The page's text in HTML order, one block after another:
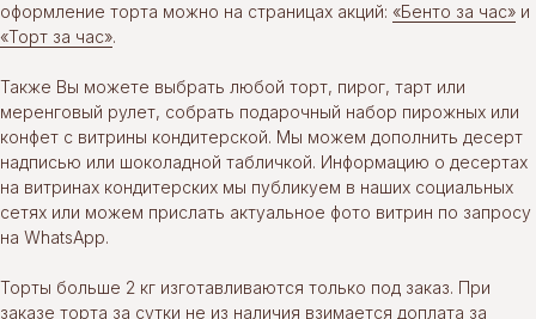
оформление торта можно на страницах акций: «Бенто за час» и
«Торт за час».
Также Вы можете выбрать любой торт, пирог, тарт или
меренговый рулет, собрать подарочный набор пирожных или
конфет с витрины кондитерской. Мы можем дополнить десерт
надписью или шоколадной табличкой. Информацию о десертах
на витринах кондитерских мы публикуем в наших социальных
сетях или можем прислать актуальное фото витрин по запросу
на WhatsApp.
Торты больше 2 кг изготавливаются только под заказ. При
заказе торта за сутки не из наличия взимается доплата за